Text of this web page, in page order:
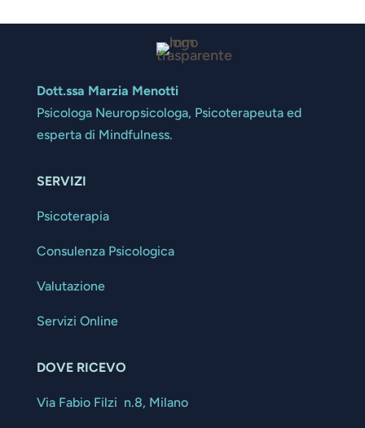
Dott.ssa Marzia Menotti
Psicologa Neuropsicologa, Psicoterapeuta ed
esperta di Mindfulness.
SERVIZI
Psicoterapia
Consulenza Psicologica
Valutazione
Servizi Online
DOVE RICEVO
Via Fabio Filzi n.8, Milano